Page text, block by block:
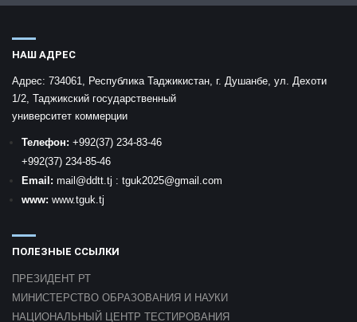
НАШ АДРЕС
Адрес: 734061, Республика Таджикистан, г. Душанбе, ул. Дехоти
1/2, Таджикский государственный
университет коммерции
Телефон: +992(37) 234-83-46
+992(37) 234-85-46
Email: mail @ddtt.tj : tguk2025@gmail.com
www: www.tguk.tj
ПОЛЕЗНЫЕ ССЫЛКИ
ПРЕЗИДЕНТ РТ
МИНИСТЕРСТВО ОБРАЗОВАНИЯ И НАУКИ
НАЦИОНАЛЬНЫЙ ЦЕНТР ТЕСТИРОВАНИЯ